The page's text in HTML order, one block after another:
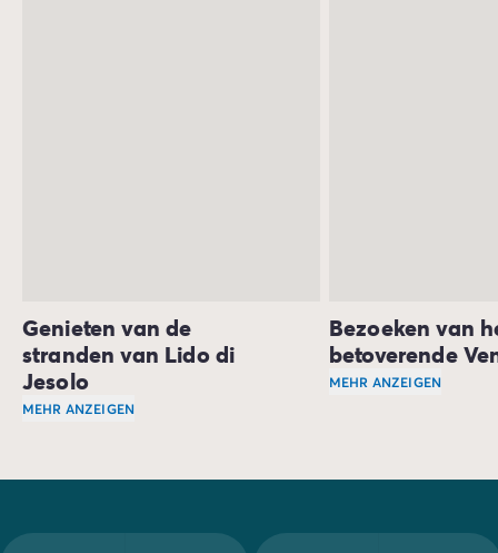
Genieten van de
stranden van Lido di
Jesolo
MEHR ANZEIGEN
Bezoeken van
betoverende
MEHR ANZEIGEN